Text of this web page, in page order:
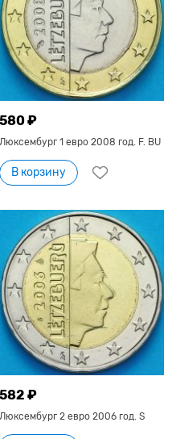
580 ₽
Люксембург 1 евро 2008 год. F. BU
В корзину
582 ₽
Люксембург 2 евро 2006 год. S